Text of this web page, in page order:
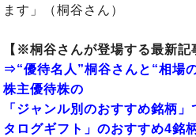
ます」（桐谷さん）
【※桐谷さんが登場する最新記
⇒“優待名人”桐谷さんと“相場
株主優待株の
「ジャンル別のおすすめ銘柄
タログギフト」のおすすめ4銘